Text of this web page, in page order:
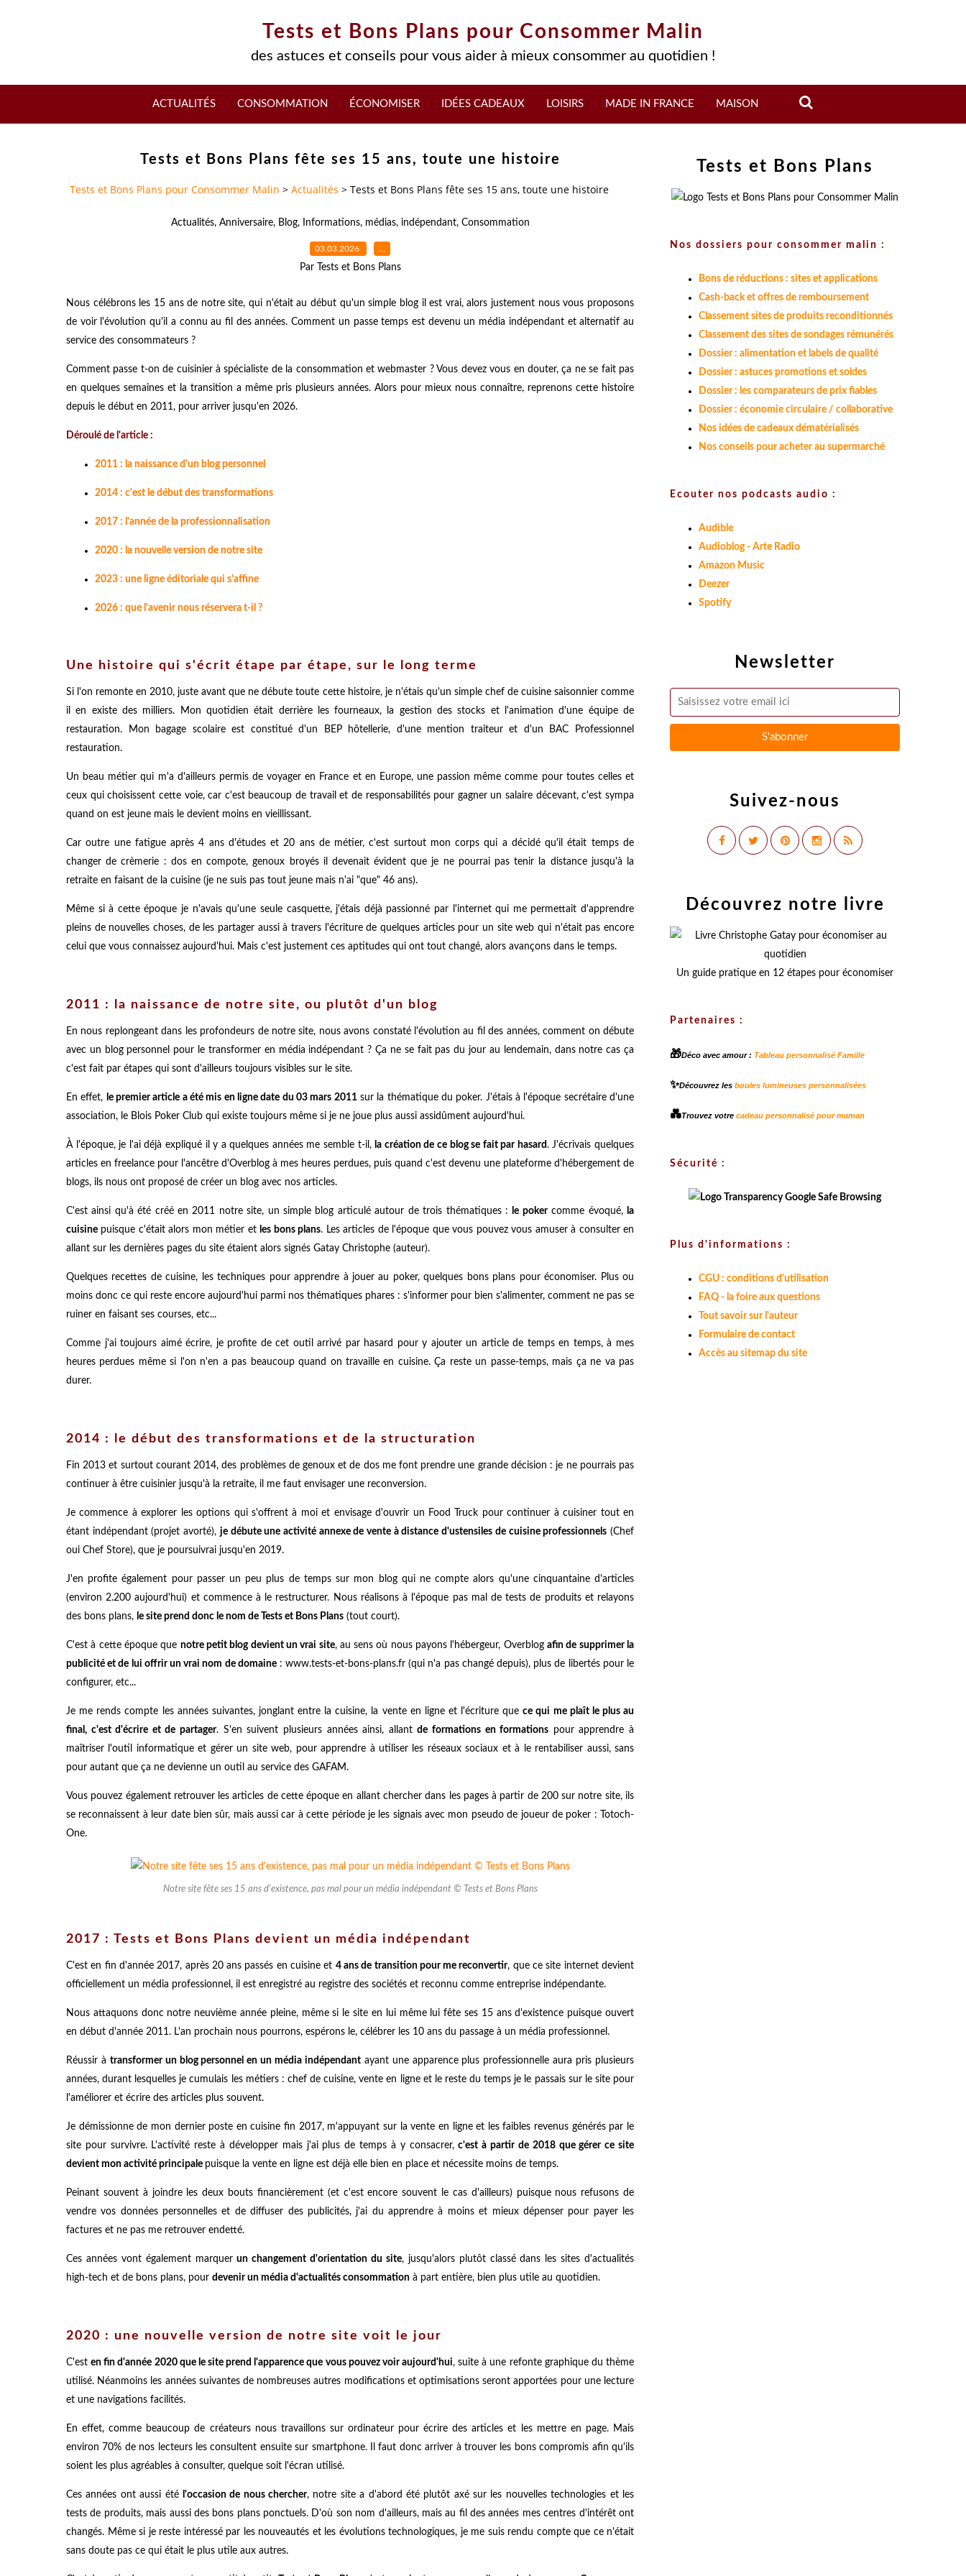
Tests et Bons Plans pour Consommer Malin
des astuces et conseils pour vous aider à mieux consommer au quotidien !
ACTUALITÉS CONSOMMATION ÉCONOMISER IDÉES CADEAUX LOISIRS MADE IN FRANCE MAISON
Tests et Bons Plans fête ses 15 ans, toute une histoire
Tests et Bons Plans pour Consommer Malin > Actualités > Tests et Bons Plans fête ses 15 ans, toute une histoire
Actualités, Anniversaire, Blog, Informations, médias, indépendant, Consommation
03.03.2026 …
Par Tests et Bons Plans
Nous célébrons les 15 ans de notre site, qui n'était au début qu'un simple blog il est vrai, alors justement nous vous proposons
de voir l'évolution qu'il a connu au fil des années. Comment un passe temps est devenu un média indépendant et alternatif au
service des consommateurs ?
Comment passe t-on de cuisinier à spécialiste de la consommation et webmaster ? Vous devez vous en douter, ça ne se fait pas
en quelques semaines et la transition a même pris plusieurs années. Alors pour mieux nous connaître, reprenons cette histoire
depuis le début en 2011, pour arriver jusqu'en 2026.
Déroulé de l'article :
2011 : la naissance d'un blog personnel
2014 : c'est le début des transformations
2017 : l'année de la professionnalisation
2020 : la nouvelle version de notre site
2023 : une ligne éditoriale qui s'affine
2026 : que l'avenir nous réservera t-il ?
Une histoire qui s'écrit étape par étape, sur le long terme
Si l'on remonte en 2010, juste avant que ne débute toute cette histoire, je n'étais qu'un simple chef de cuisine saisonnier comme
il en existe des milliers. Mon quotidien était derrière les fourneaux, la gestion des stocks et l'animation d'une équipe de
restauration. Mon bagage scolaire est constitué d'un BEP hôtellerie, d'une mention traiteur et d'un BAC Professionnel
restauration.
Un beau métier qui m'a d'ailleurs permis de voyager en France et en Europe, une passion même comme pour toutes celles et
ceux qui choisissent cette voie, car c'est beaucoup de travail et de responsabilités pour gagner un salaire décevant, c'est sympa
quand on est jeune mais le devient moins en vieillissant.
Car outre une fatigue après 4 ans d'études et 20 ans de métier, c'est surtout mon corps qui a décidé qu'il était temps de
changer de crèmerie : dos en compote, genoux broyés il devenait évident que je ne pourrai pas tenir la distance jusqu'à la
retraite en faisant de la cuisine (je ne suis pas tout jeune mais n'ai "que" 46 ans).
Même si à cette époque je n'avais qu'une seule casquette, j'étais déjà passionné par l'internet qui me permettait d'apprendre
pleins de nouvelles choses, de les partager aussi à travers l'écriture de quelques articles pour un site web qui n'était pas encore
celui que vous connaissez aujourd'hui. Mais c'est justement ces aptitudes qui ont tout changé, alors avançons dans le temps.
2011 : la naissance de notre site, ou plutôt d'un blog
En nous replongeant dans les profondeurs de notre site, nous avons constaté l'évolution au fil des années, comment on débute
avec un blog personnel pour le transformer en média indépendant ? Ça ne se fait pas du jour au lendemain, dans notre cas ça
c'est fait par étapes qui sont d'ailleurs toujours visibles sur le site.
En effet, le premier article a été mis en ligne date du 03 mars 2011sur la thématique du poker. J'étais à l'époque secrétaire d'une
association, le Blois Poker Club qui existe toujours même si je ne joue plus aussi assidûment aujourd'hui.
À l'époque, je l'ai déjà expliqué il y a quelques années me semble t-il, la création de ce blog se fait par hasard. J'écrivais quelques
articles en freelance pour l'ancêtre d'Overblog à mes heures perdues, puis quand c'est devenu une plateforme d'hébergement de
blogs, ils nous ont proposé de créer un blog avec nos articles.
C'est ainsi qu'à été créé en 2011 notre site, un simple blog articulé autour de trois thématiques : le pokercomme évoqué, la
cuisine puisque c'était alors mon métier et les bons plans. Les articles de l'époque que vous pouvez vous amuser à consulter en
allant sur les dernières pages du site étaient alors signés Gatay Christophe (auteur).
Quelques recettes de cuisine, les techniques pour apprendre à jouer au poker, quelques bons plans pour économiser. Plus ou
moins donc ce qui reste encore aujourd'hui parmi nos thématiques phares : s'informer pour bien s'alimenter, comment ne pas se
ruiner en faisant ses courses, etc...
Comme j'ai toujours aimé écrire, je profite de cet outil arrivé par hasard pour y ajouter un article de temps en temps, à mes
heures perdues même si l'on n'en a pas beaucoup quand on travaille en cuisine. Ça reste un passe-temps, mais ça ne va pas
durer.
2014 : le début des transformations et de la structuration
Fin 2013 et surtout courant 2014, des problèmes de genoux et de dos me font prendre une grande décision : je ne pourrais pas
continuer à être cuisinier jusqu'à la retraite, il me faut envisager une reconversion.
Je commence à explorer les options qui s'offrent à moi et envisage d'ouvrir un Food Truck pour continuer à cuisiner tout en
étant indépendant (projet avorté), je débute une activité annexe de vente à distance d'ustensiles de cuisine professionnels (Chef
oui Chef Store), que je poursuivrai jusqu'en 2019.
J'en profite également pour passer un peu plus de temps sur mon blog qui ne compte alors qu'une cinquantaine d'articles
(environ 2.200 aujourd'hui) et commence à le restructurer. Nous réalisons à l'époque pas mal de tests de produits et relayons
des bons plans, le site prend donc le nom de Tests et Bons Plans (tout court).
C'est à cette époque que notre petit blog devient un vrai site, au sens où nous payons l'hébergeur, Overblogafin de supprimer la
publicité et de lui offrir un vrai nom de domaine: www.tests-et-bons-plans.fr (qui n'a pas changé depuis), plus de libertés pour le
configurer, etc...
Je me rends compte les années suivantes, jonglant entre la cuisine, la vente en ligne et l'écriture quece qui me plaît le plus au
final, c'est d'écrire et de partager. S'en suivent plusieurs années ainsi, allantde formations en formations pour apprendre à
maîtriser l'outil informatique et gérer un site web, pour apprendre à utiliser les réseaux sociaux et à le rentabiliser aussi, sans
pour autant que ça ne devienne un outil au service des GAFAM.
Vous pouvez également retrouver les articles de cette époque en allant chercher dans les pages à partir de 200 sur notre site, ils
se reconnaissent à leur date bien sûr, mais aussi car à cette période je les signais avec mon pseudo de joueur de poker : Totoch-
One.
Notre site fête ses 15 ans d'existence, pas mal pour un média indépendant © Tests et Bons Plans
2017 : Tests et Bons Plans devient un média indépendant
C'est en fin d'année 2017, après 20 ans passés en cuisine et 4 ans de transition pour me reconvertir, que ce site internet devient
officiellement un média professionnel, il est enregistré au registre des sociétés et reconnu comme entreprise indépendante.
Nous attaquons donc notre neuvième année pleine, même si le site en lui même lui fête ses 15 ans d'existence puisque ouvert
en début d'année 2011. L'an prochain nous pourrons, espérons le, célébrer les 10 ans du passage à un média professionnel.
Réussir à transformer un blog personnel en un média indépendantayant une apparence plus professionnelle aura pris plusieurs
années, durant lesquelles je cumulais les métiers : chef de cuisine, vente en ligne et le reste du temps je le passais sur le site pour
l'améliorer et écrire des articles plus souvent.
Je démissionne de mon dernier poste en cuisine fin 2017, m'appuyant sur la vente en ligne et les faibles revenus générés par le
site pour survivre. L'activité reste à développer mais j'ai plus de temps à y consacrer,c'est à partir de 2018 que gérer ce site
devient mon activité principale puisque la vente en ligne est déjà elle bien en place et nécessite moins de temps.
Peinant souvent à joindre les deux bouts financièrement (et c'est encore souvent le cas d'ailleurs) puisque nous refusons de
vendre vos données personnelles et de diffuser des publicités, j'ai du apprendre à moins et mieux dépenser pour payer les
factures et ne pas me retrouver endetté.
Ces années vont également marquerun changement d'orientation du site, jusqu'alors plutôt classé dans les sites d'actualités
high-tech et de bons plans, pour devenir un média d'actualités consommation à part entière, bien plus utile au quotidien.
2020 : une nouvelle version de notre site voit le jour
C'esten fin d'année 2020 que le site prend l'apparence que vous pouvez voir aujourd'hui, suite à une refonte graphique du thème
utilisé. Néanmoins les années suivantes de nombreuses autres modifications et optimisations seront apportées pour une lecture
et une navigations facilités.
En effet, comme beaucoup de créateurs nous travaillons sur ordinateur pour écrire des articles et les mettre en page. Mais
environ 70% de nos lecteurs les consultent ensuite sur smartphone. Il faut donc arriver à trouver les bons compromis afin qu'ils
soient les plus agréables à consulter, quelque soit l'écran utilisé.
Ces années ont aussi été l'occasion de nous chercher, notre site a d'abord été plutôt axé sur les nouvelles technologies et les
tests de produits, mais aussi des bons plans ponctuels. D'où son nom d'ailleurs, mais au fil des années mes centres d'intérêt ont
changés. Même si je reste intéressé par les nouveautés et les évolutions technologiques, je me suis rendu compte que ce n'était
sans doute pas ce qui était le plus utile aux autres.
Newsletter
Suivez-nous
Tests et Bons Plans
Nos dossiers pour consommer malin :
Bons de réductions : sites et applications
Cash-back et offres de remboursement
Classement sites de produits reconditionnés
Classement des sites de sondages rémunérés
Dossier : alimentation et labels de qualité
Dossier : astuces promotions et soldes
Dossier : les comparateurs de prix fiables
Dossier : économie circulaire / collaborative
Nos idées de cadeaux dématérialisés
Nos conseils pour acheter au supermarché
Ecouter nos podcasts audio :
Audible
Audioblog - Arte Radio
Amazon Music
Deezer
Spotify
Découvrez notre livre
Un guide pratique en 12 étapes pour économiser
Partenaires :
🎁Déco avec amour : Tableau personnalisé Famille
✨Découvrez les boules lumineuses personnalisées
💑Trouvez votre cadeau personnalisé pour maman
Sécurité :
Plus d'informations :
CGU : conditions d'utilisation
FAQ - la foire aux questions
Tout savoir sur l'auteur
Formulaire de contact
Accès au sitemap du site